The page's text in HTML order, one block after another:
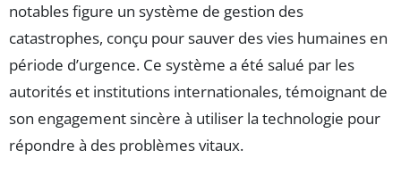
notables figure un système de gestion des
catastrophes, conçu pour sauver des vies humaines en
période d’urgence. Ce système a été salué par les
autorités et institutions internationales, témoignant de
son engagement sincère à utiliser la technologie pour
répondre à des problèmes vitaux.